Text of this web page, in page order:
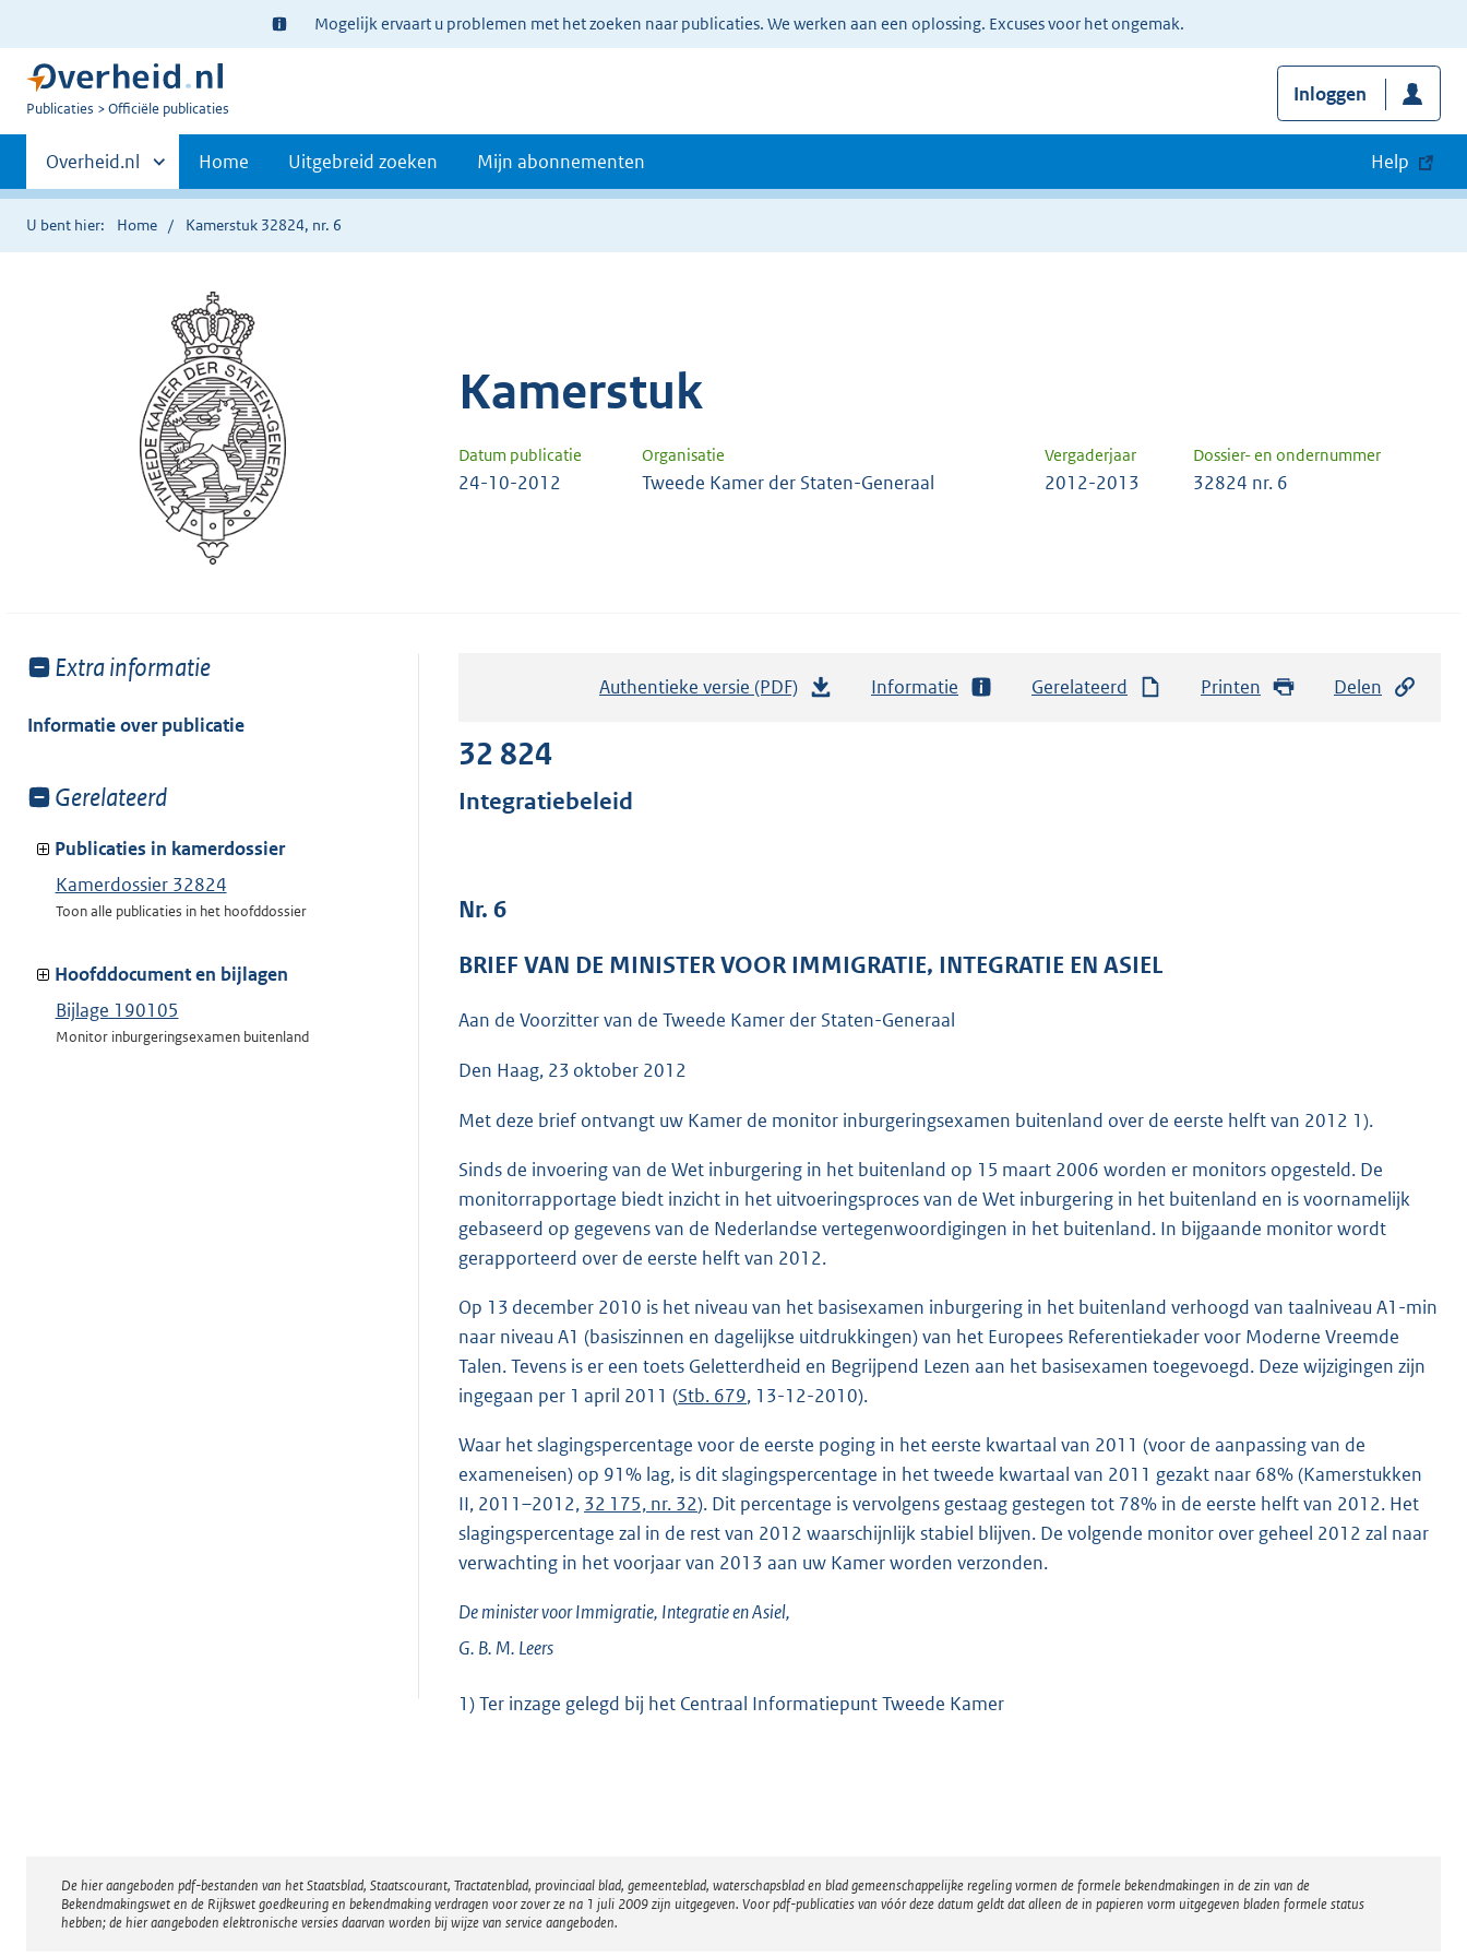
Ter
informatie:
Mogelijk ervaart u problemen met het zoeken naar publicaties. We werken aan een oplossing. Excuses voor het ongemak.
U
Publicaties Officiële publicaties
Inloggen
Primaire
navigatie
Andere
sites
binnen
Overheid.nl Home Uitgebreid zoeken Mijn abonnementen Help
U bent hier: Home Kamerstuk 32824, nr. 6
Kamerstuk
Datum publicatie Organisatie Vergaderjaar Dossier- en ondernummer
24-10-2012 Tweede Kamer der Staten-Generaal 2012-2013 32824 nr. 6
Toon
van:
Extra informatie
Informatie over publicatie
Toon
van:
Gerelateerd
Publicaties in kamerdossier
Kamerdossier 32824
Toon alle publicaties in het hoofddossier
Hoofddocument en bijlagen
Bijlage 190105
Monitor inburgeringsexamen buitenland
Authentieke versie (PDF)
r
o
:
4
0
K
b
Informatie Gerelateerd Printen Delen
32 824
Integratiebeleid
Nr. 6
BRIEF VAN DE MINISTER VOOR IMMIGRATIE, INTEGRATIE EN ASIEL
Aan de Voorzitter van de Tweede Kamer der Staten-Generaal
Den Haag, 23 oktober 2012
Met deze brief ontvangt uw Kamer de monitor inburgeringsexamen buitenland over de eerste helft van 2012 1).
Sinds de invoering van de Wet inburgering in het buitenland op 15 maart 2006 worden er monitors opgesteld. De
monitorrapportage biedt inzicht in het uitvoeringsproces van de Wet inburgering in het buitenland en is voornamelijk
gebaseerd op gegevens van de Nederlandse vertegenwoordigingen in het buitenland. In bijgaande monitor wordt
gerapporteerd over de eerste helft van 2012.
Op 13 december 2010 is het niveau van het basisexamen inburgering in het buitenland verhoogd van taalniveau A1-min
naar niveau A1 (basiszinnen en dagelijkse uitdrukkingen) van het Europees Referentiekader voor Moderne Vreemde
Talen. Tevens is er een toets Geletterdheid en Begrijpend Lezen aan het basisexamen toegevoegd. Deze wijzigingen zijn
ingegaan per 1 april 2011 (Stb. 679, 13-12-2010).
Waar het slagingspercentage voor de eerste poging in het eerste kwartaal van 2011 (voor de aanpassing van de
exameneisen) op 91% lag, is dit slagingspercentage in het tweede kwartaal van 2011 gezakt naar 68% (Kamerstukken
II, 2011–2012, 32 175, nr. 32). Dit percentage is vervolgens gestaag gestegen tot 78% in de eerste helft van 2012. Het
slagingspercentage zal in de rest van 2012 waarschijnlijk stabiel blijven. De volgende monitor over geheel 2012 zal naar
verwachting in het voorjaar van 2013 aan uw Kamer worden verzonden.
De minister voor Immigratie, Integratie en Asiel,
G. B. M. Leers
1) Ter inzage gelegd bij het Centraal Informatiepunt Tweede Kamer
Disclaimer
De hier aangeboden pdf-bestanden van het Staatsblad, Staatscourant, Tractatenblad, provinciaal blad, gemeenteblad, waterschapsblad en blad gemeenschappelijke regeling vormen de formele bekendmakingen in de zin van de
Bekendmakingswet en de Rijkswet goedkeuring en bekendmaking verdragen voor zover ze na 1 juli 2009 zijn uitgegeven. Voor pdf-publicaties van vóór deze datum geldt dat alleen de in papieren vorm uitgegeven bladen formele status
hebben; de hier aangeboden elektronische versies daarvan worden bij wijze van service aangeboden.